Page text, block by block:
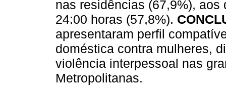
nas residências (67,9%),
24:00 horas (57,8%).
apresentaram perfil
doméstica contra mulheres,
violência interpessoal nas
Metropolitanas.